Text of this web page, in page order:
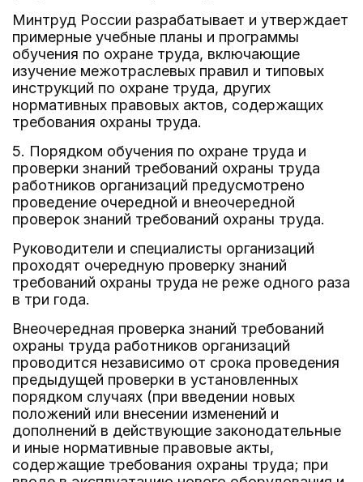
Минтруд России разрабатывает и утверждает
примерные учебные планы и программы
обучения по охране труда, включающие
изучение межотраслевых правил и типовых
инструкций по охране труда, других
нормативных правовых актов, содержащих
требования охраны труда.
5. Порядком обучения по охране труда и
проверки знаний требований охраны труда
работников организаций предусмотрено
проведение очередной и внеочередной
проверок знаний требований охраны труда.
Руководители и специалисты организаций
проходят очередную проверку знаний
требований охраны труда не реже одного раза
в три года.
Внеочередная проверка знаний требований
охраны труда работников организаций
проводится независимо от срока проведения
предыдущей проверки в установленных
порядком случаях (при введении новых
положений или внесении изменений и
дополнений в действующие законодательные
и иные нормативные правовые акты,
содержащие требования охраны труда; при